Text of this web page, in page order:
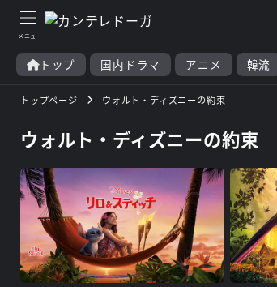
トップ 国内ドラマ アニメ 韓流
トップページ ウォルト・ディズニーの約束
ウォルト・ディズニーの約束